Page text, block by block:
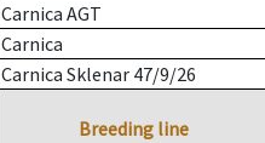
Carnica AGT
Carnica
Carnica Sklenar 47/9/26
Breeding line